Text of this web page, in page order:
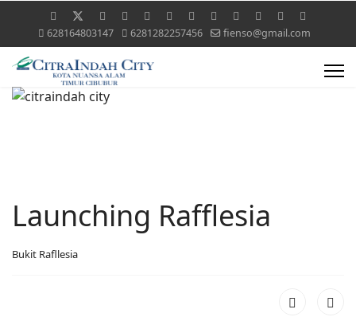
628164803147 6281282257456 fienso@gmail.com
Launching Rafflesia
Bukit Rafllesia